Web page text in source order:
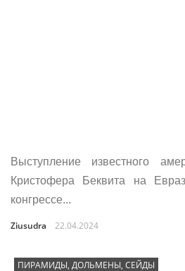
Выступление известного
Кристофера Беквита на
конгрессе...
Ziusudra 22.04.2024
ПИРАМИДЫ, ДОЛЬМЕНЫ, СЕЙДЫ